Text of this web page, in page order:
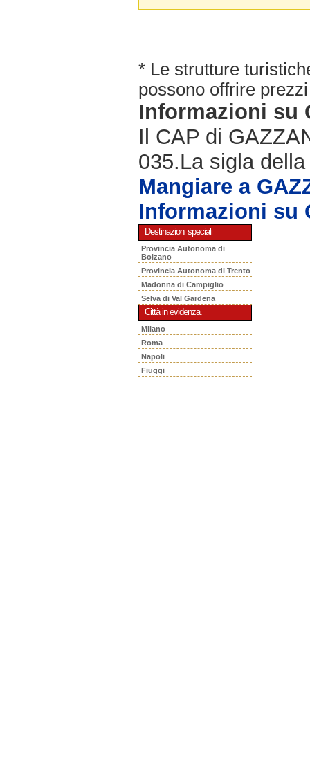
* Le strutture
possono offrire
Informazioni su
Il CAP di
035.La sigla
Mangiare a
Informazioni su
Destinazioni speciali
Provincia Autonoma di
Bolzano
Provincia Autonoma di Trento
Madonna di Campiglio
Selva di Val Gardena
Città in evidenza.
Milano
Roma
Napoli
Fiuggi